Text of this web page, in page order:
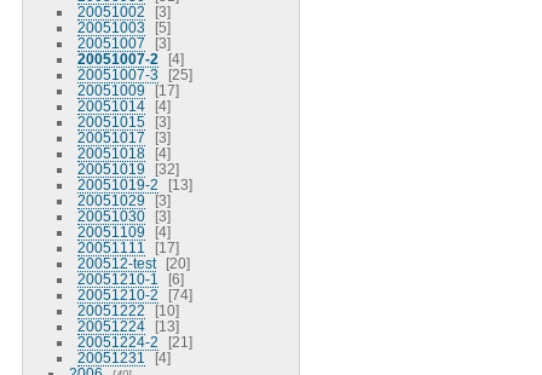
20051002
3
20051003
5
20051007
3
20051007-2
4
20051007-3
25
20051009
17
20051014
4
20051015
3
20051017
3
20051018
4
20051019
32
20051019-2
13
20051029
3
20051030
3
20051109
4
20051111
17
200512-test
20
20051210-1
6
20051210-2
74
20051222
10
20051224
13
20051224-2
21
20051231
4